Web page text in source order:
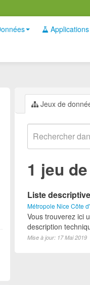
Applications
Jeux de
1 jeu
Liste
Métropole Nice Côte
Vous trouverez ici
description
Mise à jour: 17 Mai 2019